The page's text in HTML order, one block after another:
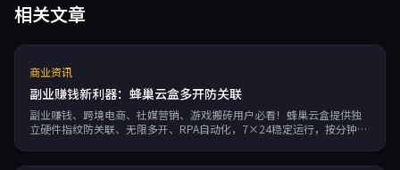
相关文章
商业资讯
副业赚钱新利器：蜂巢云盒多开防关联
副业赚钱、跨境电商、社媒营销、游戏搬砖用户必看！蜂巢云盒提供独
立硬件指纹防关联、无限多开、RPA自动化，7×24稳定运行，按分钟计